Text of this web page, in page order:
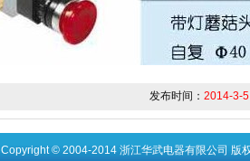
发布时间： 2014-3-
Copyright © 2004-2014 浙江华武电器有限公司 版